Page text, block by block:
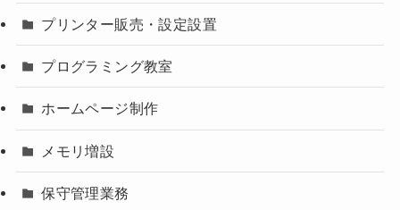
プリンター販売・設定設置
プログラミング教室
ホームページ制作
メモリ増設
保守管理業務